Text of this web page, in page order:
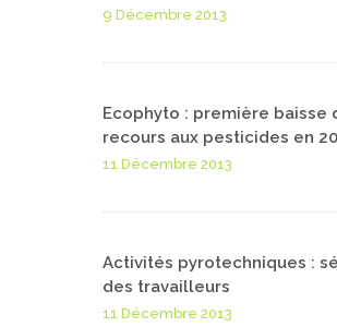
9 Décembre 2013
Ecophyto : première baisse
recours aux pesticides en
11 Décembre 2013
Activités pyrotechniques :
des travailleurs
11 Décembre 2013